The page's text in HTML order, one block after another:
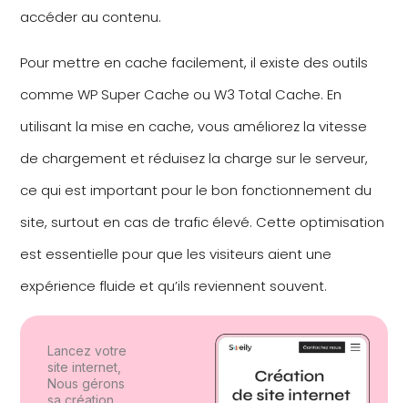
accéder au contenu.
Pour mettre en cache facilement, il existe des outils
comme WP Super Cache ou W3 Total Cache. En
utilisant la mise en cache, vous améliorez la vitesse
de chargement et réduisez la charge sur le serveur,
ce qui est important pour le bon fonctionnement du
site, surtout en cas de trafic élevé. Cette optimisation
est essentielle pour que les visiteurs aient une
expérience fluide et qu’ils reviennent souvent.
Lancez votre
site internet,
Nous gérons